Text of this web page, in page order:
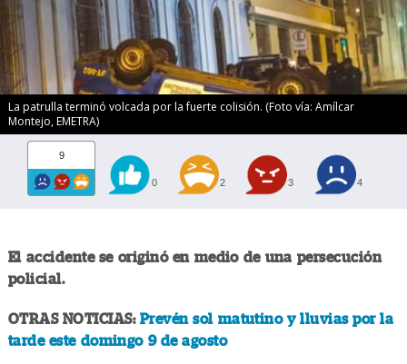
La patrulla terminó volcada por la fuerte colisión. (Foto vía: Amílcar
Montejo, EMETRA)
9
0 2 3 4
El accidente se originó en medio de una persecución
policial.
OTRAS NOTICIAS:Prevén sol matutino y lluvias por la
tarde este domingo 9 de agosto